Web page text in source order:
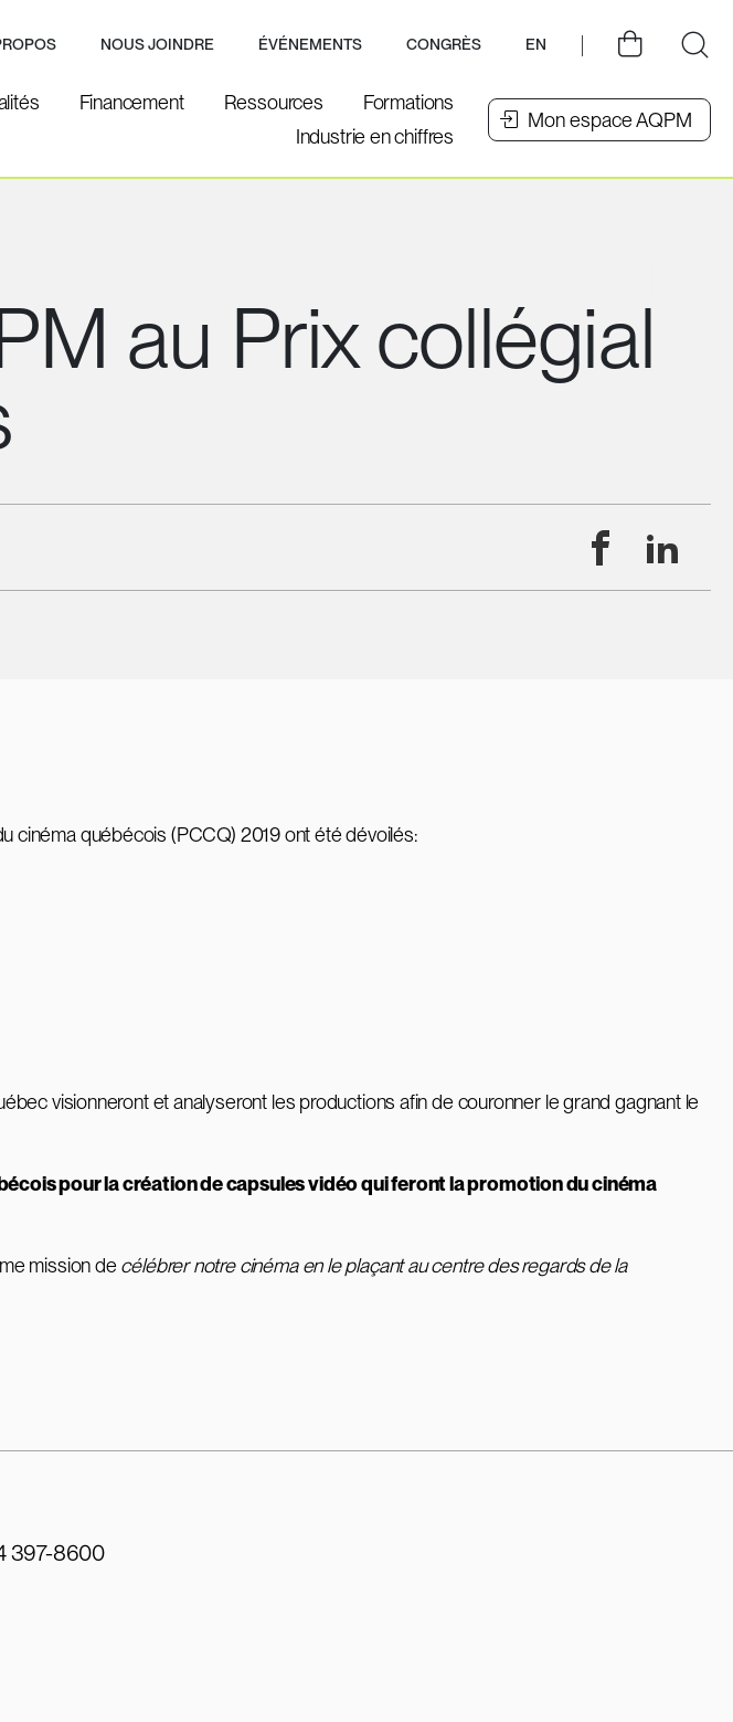
NOUS JOINDRE ÉVÉNEMENTS CONGRÈS EN
Financement Ressources
Formations
Industrie en chiffres
Mon espace AQPM
au Prix collégial
Facebook
cinéma québécois (PCCQ) 2019 ont été dévoilés:
visionneront et analyseront les productions afin de couronner le grand gagnant le
pour la création de capsules vidéo qui feront la promotion du cinéma
mission de célébrer notre cinéma en le plaçant au centre des regards de la
397-8600